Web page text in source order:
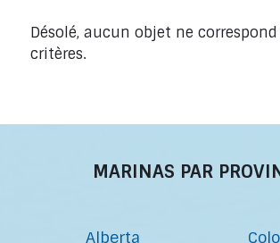
Désolé, aucun objet ne
critères.
MARINAS PAR
Alberta